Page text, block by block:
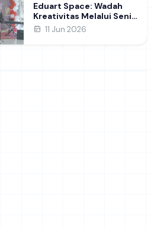
Eduart Space: Wadah
Kreativitas Melalui Seni
dan Prakarya
11 Jun 2026